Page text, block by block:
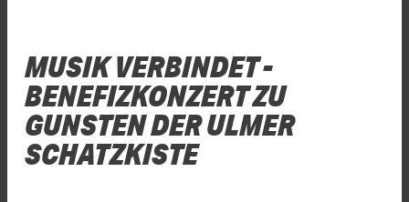
MUSIK VERBINDET -
BENEFIZKONZERT ZU
GUNSTEN DER ULMER
SCHATZKISTE